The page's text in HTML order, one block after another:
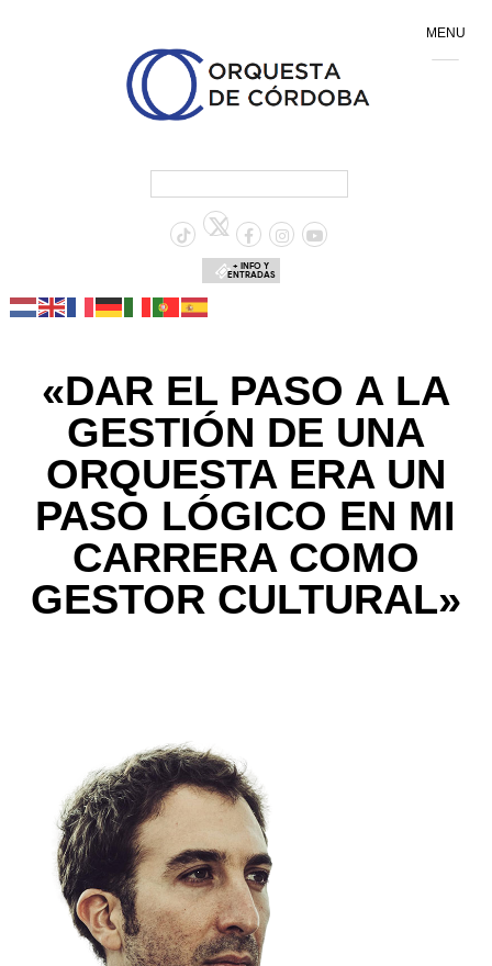
+ INFO Y
ENTRADAS
«DAR EL PASO A LA
GESTIÓN DE UNA
ORQUESTA ERA UN
PASO LÓGICO EN MI
CARRERA COMO
GESTOR CULTURAL»
MENU